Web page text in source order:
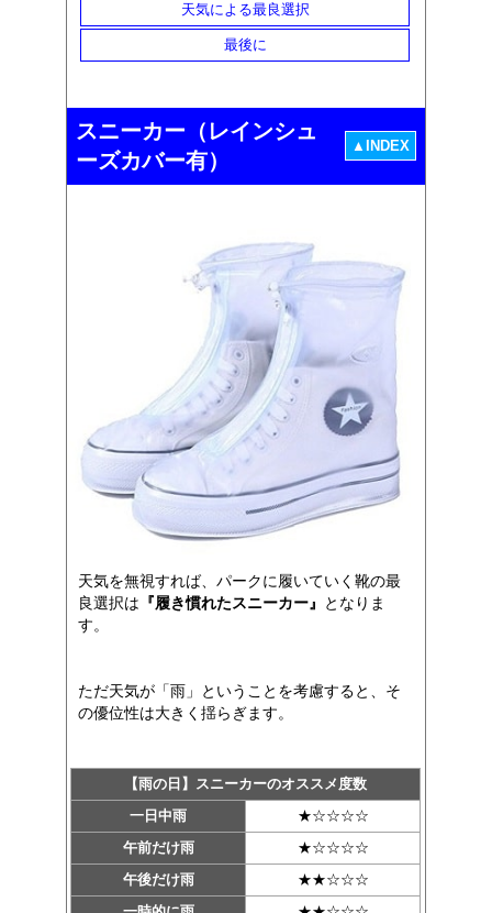
天気による最良選択
最後に
スニーカー（レインシュ
ーズカバー有）
▲INDEX
天気を無視すれば、パークに履いていく靴の最
良選択は 『履き慣れたスニーカー』
となりま
す。
ただ天気が「雨」ということを考慮すると、そ
の優位性は大きく揺らぎます。
【雨の日】スニーカーのオススメ度数
一日中雨
★☆☆☆☆
午前だけ雨
★☆☆☆☆
午後だけ雨
★★☆☆☆